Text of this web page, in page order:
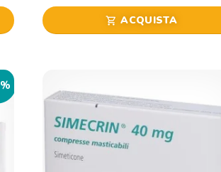
shopping_cart ACQUISTA
%